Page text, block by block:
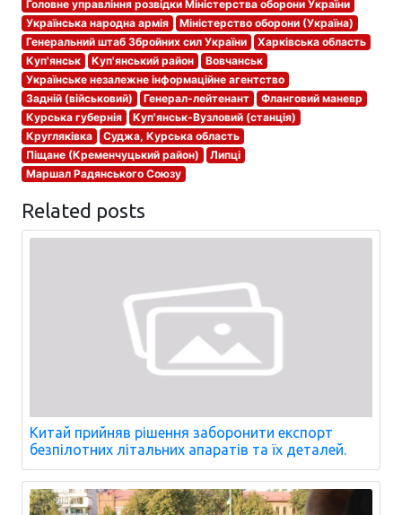
Головне управління розвідки Міністерства оборони України
Українська народна армія
Міністерство оборони (Україна)
Генеральний штаб Збройних сил України
Харківська область
Куп'янськ
Куп'янський район
Вовчанськ
Українське незалежне інформаційне агентство
Задній (військовий)
Генерал-лейтенант
Фланговий маневр
Курська губернія
Куп'янськ-Вузловий (станція)
Кругляківка
Суджа, Курська область
Піщане (Кременчуцький район)
Липці
Маршал Радянського Союзу
Related posts
Китай прийняв рішення заборонити експорт
безпілотних літальних апаратів та їх деталей.